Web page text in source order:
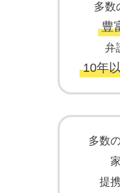
多数
豊
弁
10年
多数
提